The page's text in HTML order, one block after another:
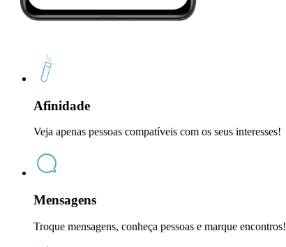
Afinidade
Veja apenas pessoas compatíveis com os seus interesses!
Mensagens
Troque mensagens, conheça pessoas e marque encontros!